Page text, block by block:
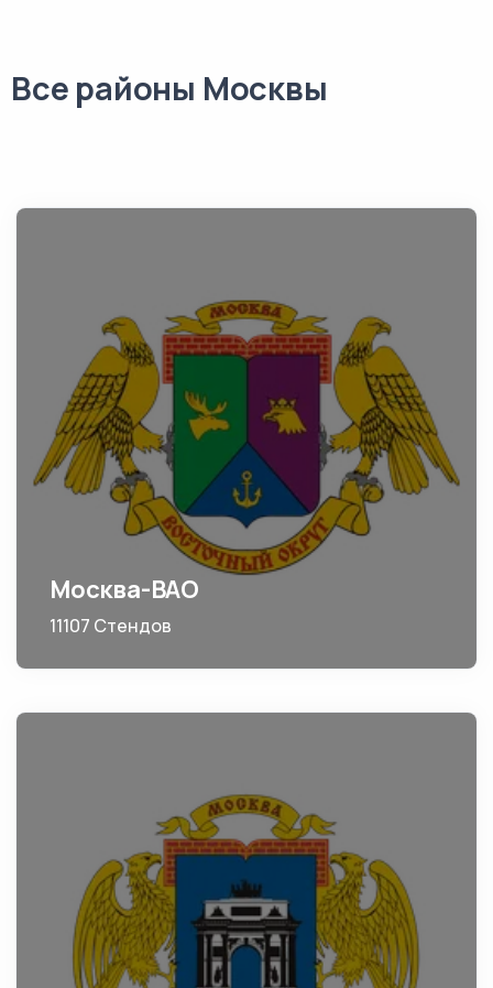
Все районы Москвы
Москва-ВАО
11107 Стендов